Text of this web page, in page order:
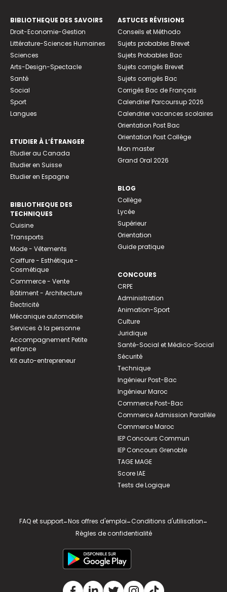
BIBLIOTHEQUE DES SAVOIRS
Droit-Economie-Gestion
Littérature-Sciences Humaines
Sciences
Arts-Design-Spectacle
Santé
Social
Sport
Langues
ETUDIER À L’ÉTRANGER
Etudier au Canada
Etudier en Suisse
Etudier en Espagne
BIBLIOTHEQUE DES
TECHNIQUES
Cuisine
Transports
Mode - Vêtements
Coiffure - Esthétique -
Cosmétique
Commerce - Vente
Bâtiment - Architecture
Électricité
Mécanique automobile
Services à la personne
Accompagnement Petite
enfance
Kit auto-entrepreneur
ASTUCES RÉVISIONS
Conseils et Méthodo
Sujets probables Brevet
Sujets Probables Bac
Sujets corrigés Brevet
Sujets corrigés Bac
Corrigés Bac de Français
Calendrier Parcoursup 2026
Calendrier vacances scolaires
Orientation Post Bac
Orientation Post Collège
Mon master
Grand Oral 2026
BLOG
Collège
Lycée
Supérieur
Orientation
Guide pratique
CONCOURS
CRPE
Administration
Animation-Sport
Culture
Juridique
Santé-Social et Médico-Social
Sécurité
Technique
Ingénieur Post-Bac
Ingénieur Maroc
Commerce Post-Bac
Commerce Admission Parallèle
Commerce Maroc
IEP Concours Commun
IEP Concours Grenoble
TAGE MAGE
Score IAE
Tests de Logique
FAQ et support-Nos offres d'emploi-Conditions d'utilisation-
Règles de confidentialité